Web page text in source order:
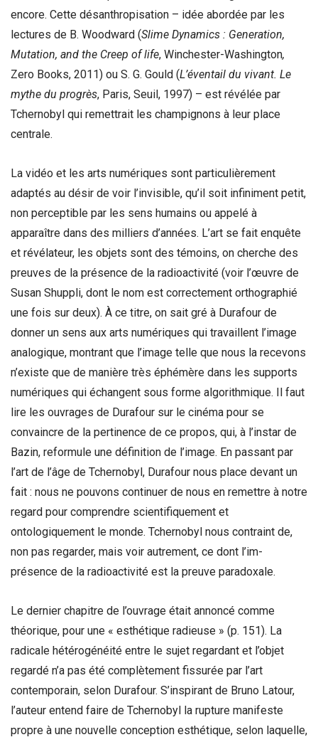
encore. Cette désanthropisation – idée abordée par les
lectures de B. Woodward (Slime Dynamics : Generation,
Mutation, and the Creep of life, Winchester-Washington,
Zero Books, 2011) ou S. G. Gould (L’éventail du vivant. Le
mythe du progrès, Paris, Seuil, 1997) – est révélée par
Tchernobyl qui remettrait les champignons à leur place
centrale.
La vidéo et les arts numériques sont particulièrement
adaptés au désir de voir l’invisible, qu’il soit infiniment petit,
non perceptible par les sens humains ou appelé à
apparaître dans des milliers d’années. L’art se fait enquête
et révélateur, les objets sont des témoins, on cherche des
preuves de la présence de la radioactivité (voir l’œuvre de
Susan Shuppli, dont le nom est correctement orthographié
une fois sur deux). À ce titre, on sait gré à Durafour de
donner un sens aux arts numériques qui travaillent l’image
analogique, montrant que l’image telle que nous la recevons
n’existe que de manière très éphémère dans les supports
numériques qui échangent sous forme algorithmique. Il faut
lire les ouvrages de Durafour sur le cinéma pour se
convaincre de la pertinence de ce propos, qui, à l’instar de
Bazin, reformule une définition de l’image. En passant par
l’art de l’âge de Tchernobyl, Durafour nous place devant un
fait : nous ne pouvons continuer de nous en remettre à notre
regard pour comprendre scientifiquement et
ontologiquement le monde. Tchernobyl nous contraint de,
non pas regarder, mais voir autrement, ce dont l’im-
présence de la radioactivité est la preuve paradoxale.
Le dernier chapitre de l’ouvrage était annoncé comme
théorique, pour une « esthétique radieuse » (p. 151). La
radicale hétérogénéité entre le sujet regardant et l’objet
regardé n’a pas été complètement fissurée par l’art
contemporain, selon Durafour. S’inspirant de Bruno Latour,
l’auteur entend faire de Tchernobyl la rupture manifeste
propre à une nouvelle conception esthétique, selon laquelle,